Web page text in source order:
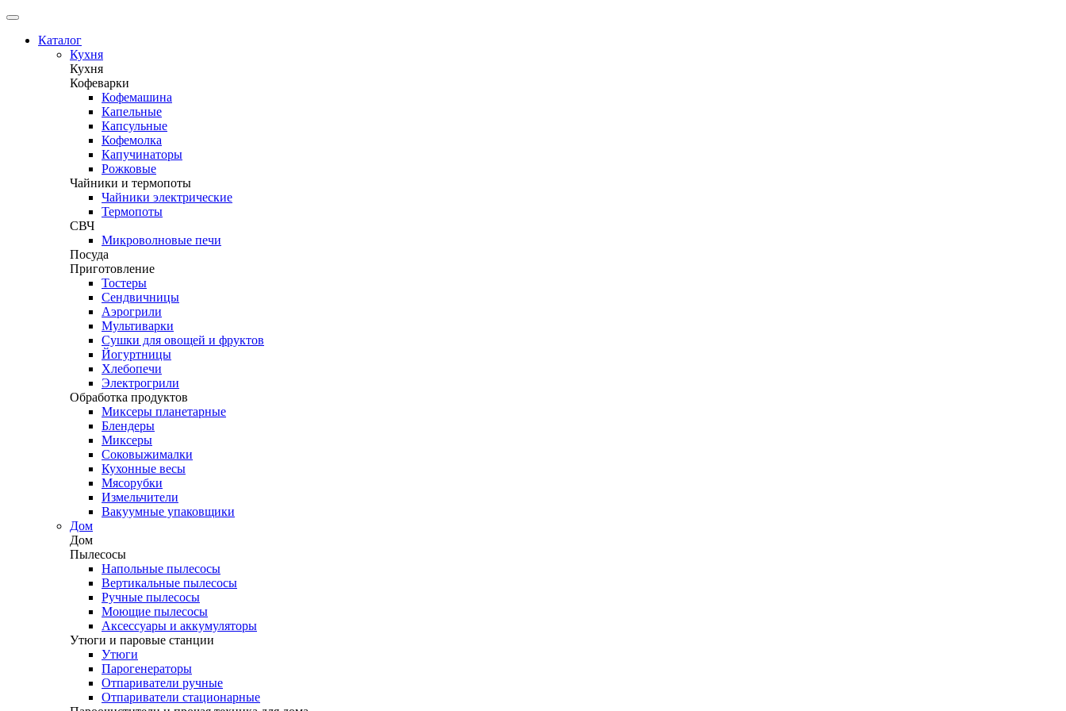
Каталог
Кухня
Кухня
Кофеварки
Кофемашина
Капельные
Капсульные
Кофемолка
Капучинаторы
Рожковые
Чайники и термопоты
Чайники электрические
Термопоты
СВЧ
Микроволновые печи
Посуда
Приготовление
Тостеры
Сендвичницы
Аэрогрили
Мультиварки
Сушки для овощей и фруктов
Йогуртницы
Хлебопечи
Электрогрили
Обработка продуктов
Миксеры планетарные
Блендеры
Миксеры
Соковыжималки
Кухонные весы
Мясорубки
Измельчители
Вакуумные упаковщики
Дом
Дом
Пылесосы
Напольные пылесосы
Вертикальные пылесосы
Ручные пылесосы
Моющие пылесосы
Аксессуары и аккумуляторы
Утюги и паровые станции
Утюги
Парогенераторы
Отпариватели ручные
Отпариватели стационарные